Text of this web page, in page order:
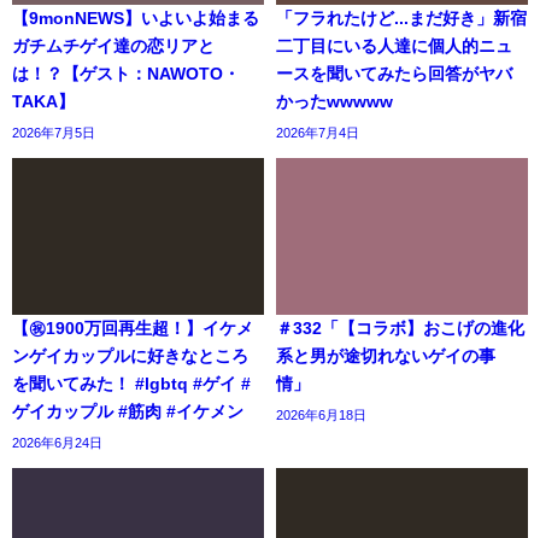
【9monNEWS】いよいよ始まる
ガチムチゲイ達の恋リアと
は！？【ゲスト：NAWOTO・
TAKA】
2026年7月5日
「フラれたけど...まだ好き」新宿
二丁目にいる人達に個人的ニュ
ースを聞いてみたら回答がヤバ
かったwwwww
2026年7月4日
【㊗️1900万回再生超！】イケメ
ンゲイカップルに好きなところ
を聞いてみた！ #lgbtq #ゲイ #
ゲイカップル #筋肉 #イケメン
2026年6月24日
＃332「【コラボ】おこげの進化
系と男が途切れないゲイの事
情」
2026年6月18日